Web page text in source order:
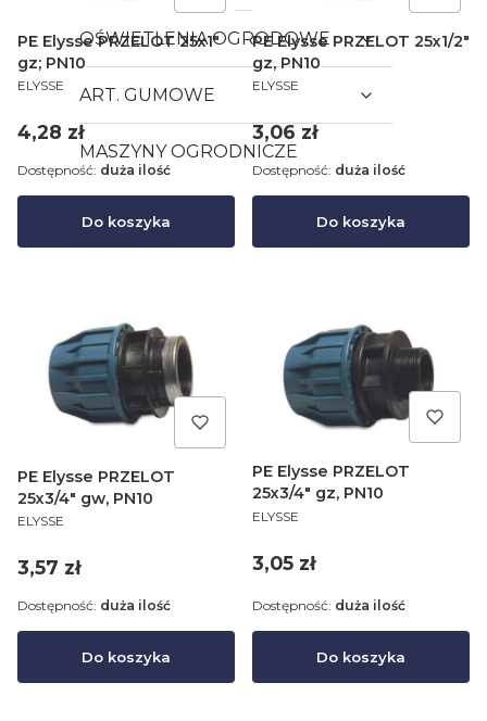
OŚWIETLENIA OGRODOWE
ART. GUMOWE
MASZYNY OGRODNICZE
PE Elysse PRZELOT 25x1"
gz; PN10
PRODUCENT
ELYSSE
Cena
4,28 zł
Do koszyka
Dostępność: duża ilość
PE Elysse PRZELOT 25x1/2"
gz, PN10
PRODUCENT
ELYSSE
Cena
3,06 zł
Do koszyka
Dostępność: duża ilość
PE Elysse PRZELOT
25x3/4" gw, PN10
PRODUCENT
ELYSSE
Cena
3,57 zł
Do koszyka
Dostępność: duża ilość
PE Elysse PRZELOT
25x3/4" gz, PN10
PRODUCENT
ELYSSE
Cena
3,05 zł
Do koszyka
Dostępność: duża ilość